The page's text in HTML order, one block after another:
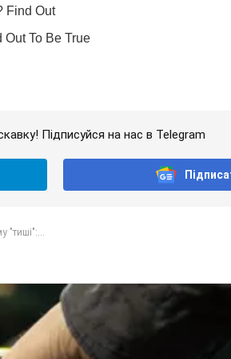
Підписуйся на нас в Telegram
"тиші":...